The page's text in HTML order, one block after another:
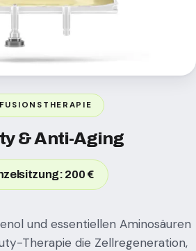
& Anti-Aging
200 €
und essentiellen Aminosäuren
Therapie die Zellregeneration,